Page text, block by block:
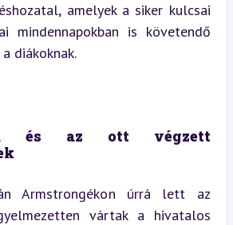
amelyek a siker kulcsai
mindennapokban is követendő
diákoknak.
és az ott végzett
Armstrongékon úrrá lett az
vártak a hivatalos